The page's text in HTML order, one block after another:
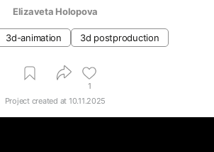
Elizaveta Holopova
3d-animation 3d postproduction
1
Project created at 10.11.2025